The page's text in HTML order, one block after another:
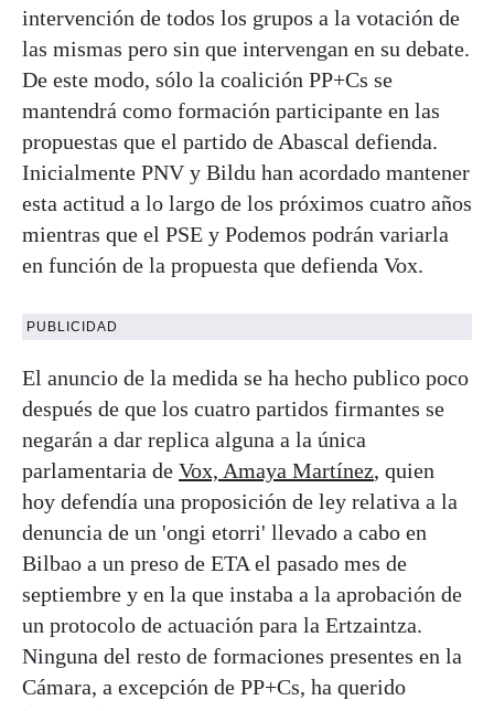
intervención de todos los grupos a la votación de
las mismas pero sin que intervengan en su debate.
De este modo, sólo la coalición PP+Cs se
mantendrá como formación participante en las
propuestas que el partido de Abascal defienda.
Inicialmente PNV y Bildu han acordado mantener
esta actitud a lo largo de los próximos cuatro años
mientras que el PSE y Podemos podrán variarla
en función de la propuesta que defienda Vox.
PUBLICIDAD
El anuncio de la medida se ha hecho publico poco
después de que los cuatro partidos firmantes se
negarán a dar replica alguna a la única
parlamentaria de Vox, Amaya Martínez, quien
hoy defendía una proposición de ley relativa a la
denuncia de un 'ongi etorri' llevado a cabo en
Bilbao a un preso de ETA el pasado mes de
septiembre y en la que instaba a la aprobación de
un protocolo de actuación para la Ertzaintza.
Ninguna del resto de formaciones presentes en la
Cámara, a excepción de PP+Cs, ha querido